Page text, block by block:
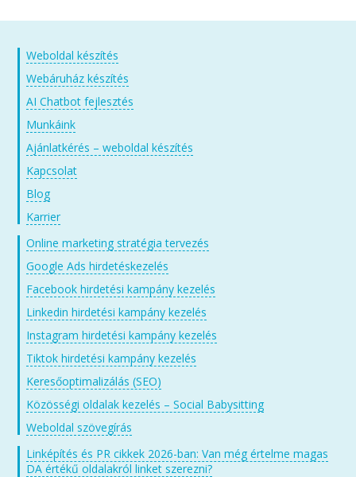
Weboldal készítés
Webáruház készítés
AI Chatbot fejlesztés
Munkáink
Ajánlatkérés – weboldal készítés
Kapcsolat
Blog
Karrier
Online marketing stratégia tervezés
Google Ads hirdetéskezelés
Facebook hirdetési kampány kezelés
Linkedin hirdetési kampány kezelés
Instagram hirdetési kampány kezelés
Tiktok hirdetési kampány kezelés
Keresőoptimalizálás (SEO)
Közösségi oldalak kezelés – Social Babysitting
Weboldal szövegírás
Linképítés és PR cikkek 2026-ban: Van még értelme magas
DA értékű oldalakról linket szerezni?